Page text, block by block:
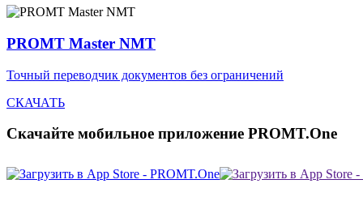
PROMT Master NMT
Точный переводчик документов без ограничений
СКАЧАТЬ
Скачайте мобильное приложение PROMT.One